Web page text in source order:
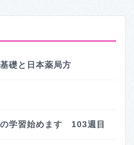
礎と日本薬局方
の学習始めます 103週目